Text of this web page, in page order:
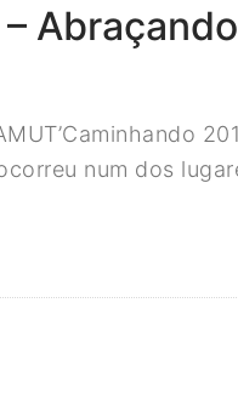
num dos